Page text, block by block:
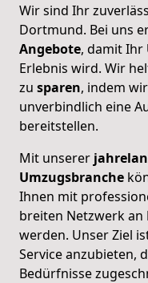
Wir sind Ihr
Dortmund. Bei uns
Angebote, damit Ihr
Erlebnis wird. Wir
zu sparen, indem
unverbindlich eine
bereitstellen.
Mit unserer
Umzugsbranche
Ihnen mit
breiten Netzwerk an
werden. Unser Ziel
Service anzubieten,
Bedürfnisse